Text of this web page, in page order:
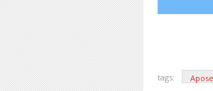
tags: